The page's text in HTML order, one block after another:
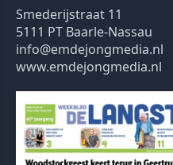
Smederijstraat 11
5111 PT Baarle-Nassau
info@emdejongmedia.nl
www.emdejongmedia.nl